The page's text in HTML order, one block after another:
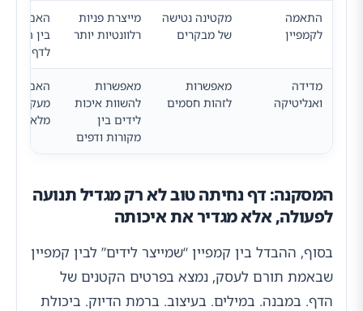
התאמה
לקמפיין
מקטינה נטישה
של מבקרים
מייצרת פניות
רלוונטיות יותר
האם יש
בין
לדף
מדידה
ואנליטיקה
מאפשרות
לזהות חסמים
מאפשרות
להשוות איכות
לידים בין
מקורות ודפים
האם
מעקב
מלא ואמין
המסקנה: דף נחיתה טוב לא רק מגדיל תנועה
לפעולה, אלא מגדיר את איכותה
בסוף, ההבדל בין קמפיין “שמייצר לידים” לבין קמפיין
שבאמת תורם לעסק, נמצא בפרטים הקטנים של
הדף. במבנה. במילים. בעיצוב. ברמת הדיוק. ביכולת